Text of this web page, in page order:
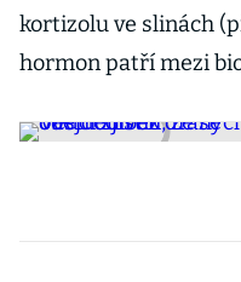
kortizolu ve slinách
hormon patří mezi